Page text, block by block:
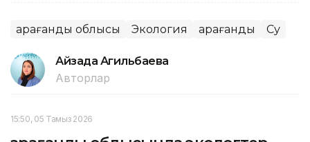
Қарағанды облысы Экология Қарағанды Су
Айзада Агильбаева
Авторлар
15:50, 05 Тамыз 2026